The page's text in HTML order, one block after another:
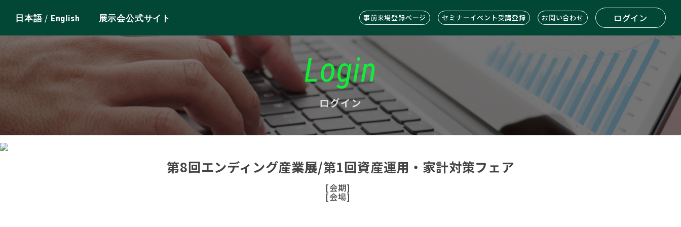
日本語/ English 展示会公式サイト 事前来場登録ページ セミナーイベント受講登録 お問い合わせ ログイン
Login
ログイン
第8回エンディング産業展/第1回資産運用・家計対策フェア
[会期]
[会場]